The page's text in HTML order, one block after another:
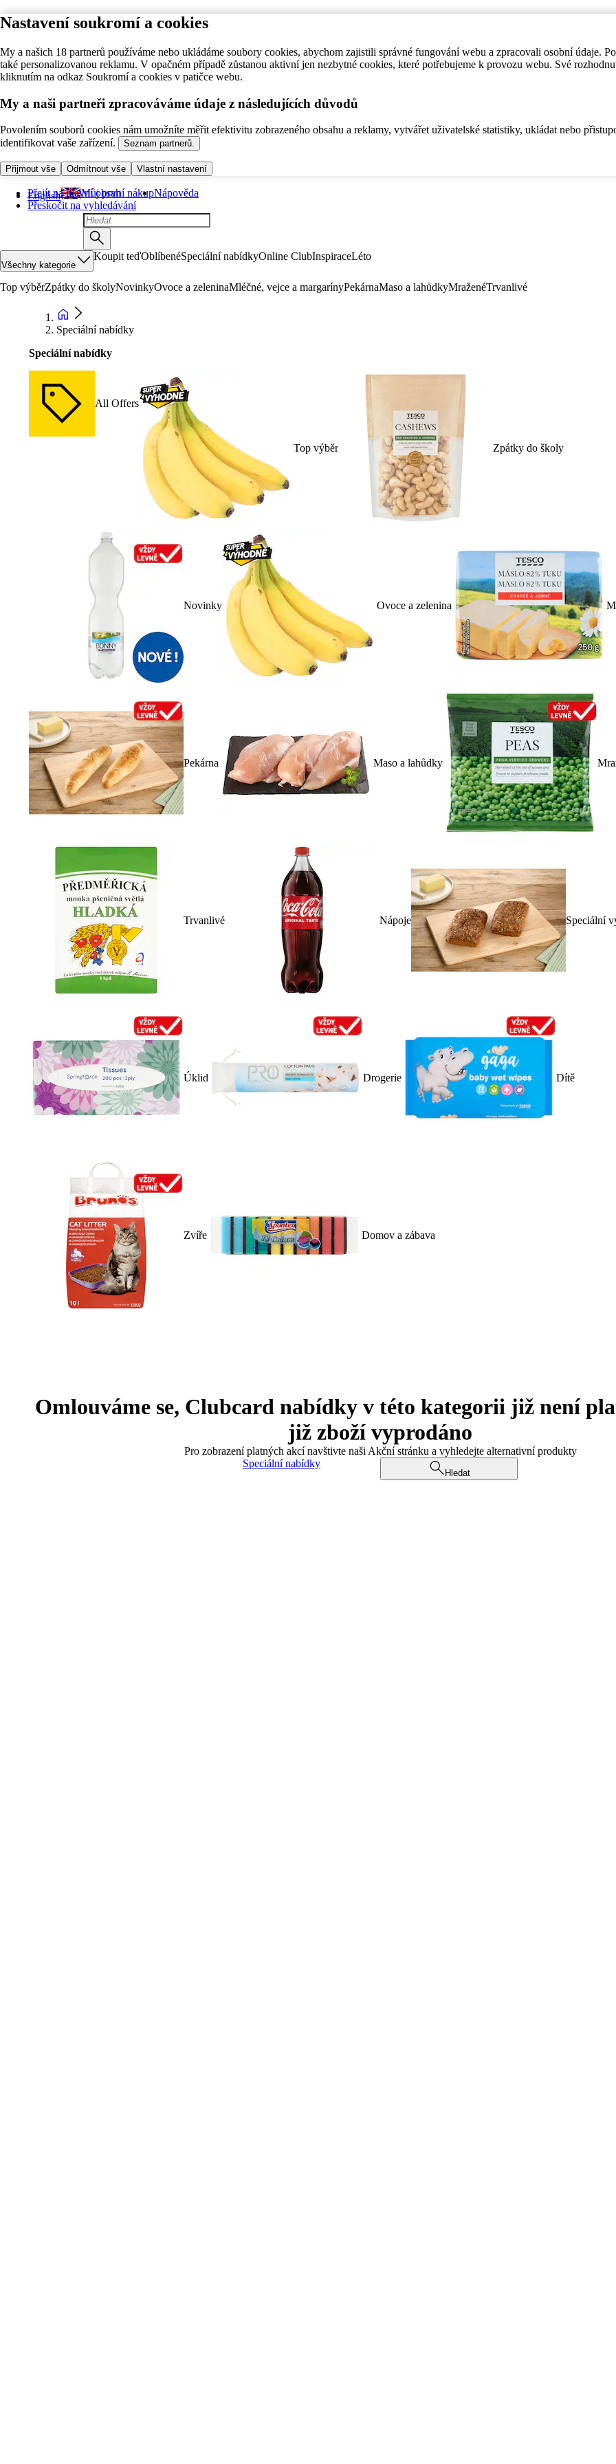
Nastavení soukromí a cookies
My a našich 18 partnerů používáme nebo ukládáme soubory cookies, abychom zajistili správné fungování webu a zpracovali osobní údaje.
také personalizovanou reklamu. V opačném případě zůstanou aktivní jen nezbytné cookies, které potřebujeme k provozu webu. Své
kliknutím na odkaz Soukromí a cookies v patičce webu.
My a naši partneři zpracováváme údaje z následujících důvodů
Povolením souborů cookies nám umožníte měřit efektivitu zobrazeného obsahu a reklamy, vytvářet uživatelské statistiky, ukládat nebo
identifikovat vaše zařízení.
Seznam partnerů.
Přijmout vše Odmítnout vše Vlastní nastavení
Přejít na hlavní obsah
Přeskočit na vyhledávání
English Můj první nákupNápověda
Všechny kategorie
Koupit teďOblíbenéSpeciální nabídkyOnline ClubInspiraceLéto
Top výběrZpátky do školyNovinkyOvoce a zeleninaMléčné, vejce a margarínyPekárnaMaso a lahůdkyMraženéTrvanlivé
Speciální nabídky
Speciální nabídky
All Offers
Top výběr Zpátky do školy
Novinky Ovoce a zelenina
Pekárna Maso a lahůdky
Trvanlivé Nápoje Speciální
Úklid Drogerie Dítě
Zvíře Domov a zábava
Omlouváme se, Clubcard nabídky v této kategorii již není
již zboží vyprodáno
Pro zobrazení platných akcí navštivte naši Akční stránku a vyhledejte alternativní produkty
Speciální nabídky
Hledat